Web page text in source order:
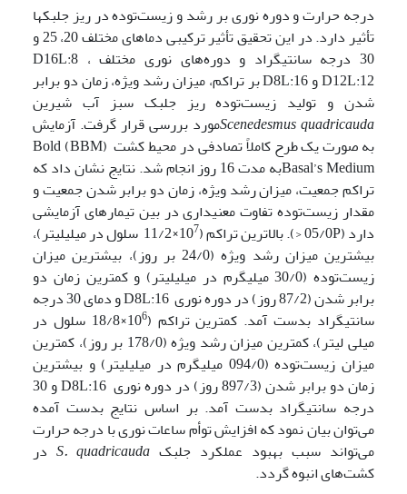
درجه حرارت و دوره نوری بر رشد و زیست‌توده در ریز جلبک­ها
تأثیر دارد. در این تحقیق تأثیر ترکیبی دماهای مختلف 20، 25 و
30 درجه سانتی­گراد و دوره‌های نوری مختلف D16L:8 ،
D12L:12 و D8L:16 بر تراکم، میزان رشد ویژه، زمان دو برابر
شدن و تولید زیست‌توده ریز جلبک سبز آب شیرین
Scenedesmus quadricaudaمورد بررسی قرار گرفت. آزمایش
به صورت یک طرح کاملاً تصادفی در محیط کشت (BBM) Bold
Basal’s Mediumبه مدت 16 روز انجام شد. نتایج نشان داد که
تراکم جمعیت، میزان رشد ویژه، زمان دو برابر شدن جمعیت و
مقدار زیست‌توده تفاوت معنی­داری در بین تیمار­های آزمایشی
دارد (05/0P <). بالاترین تراکم (10
7
×11/2 سلول در میلی­لیتر)،
بیشترین میزان رشد ویژه (24/0 بر روز)، بیشترین میزان
زیست‌توده (30/0 میلی­گرم در میلی­لیتر) و کمترین زمان دو
برابر شدن (87/2 روز) در دوره نوری D8L:16 و دمای 30 درجه
سانتی­گراد بدست آمد. کمترین تراکم (106
×18/8 سلول در
میلی لیتر)، کمترین میزان رشد ویژه (178/0 بر روز)، کمترین
میزان زیست‌توده (094/0 میلی­گرم در میلی­لیتر) و بیشترین
زمان دو برابر شدن (897/3 روز) در دوره نوری D8L:16 و 30
درجه سانتی­گراد بدست آمد. بر اساس نتایج بدست آمده
می‌توان بیان نمود که افزایش توأم ساعات نوری با درجه حرارت
می‌تواند سبب بهبود عملکرد جلبک S. quadricauda در
کشت‌های انبوه گردد.